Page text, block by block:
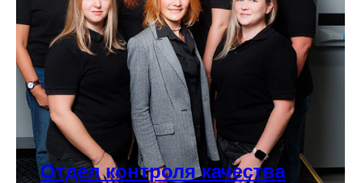
Отдел контроля качества